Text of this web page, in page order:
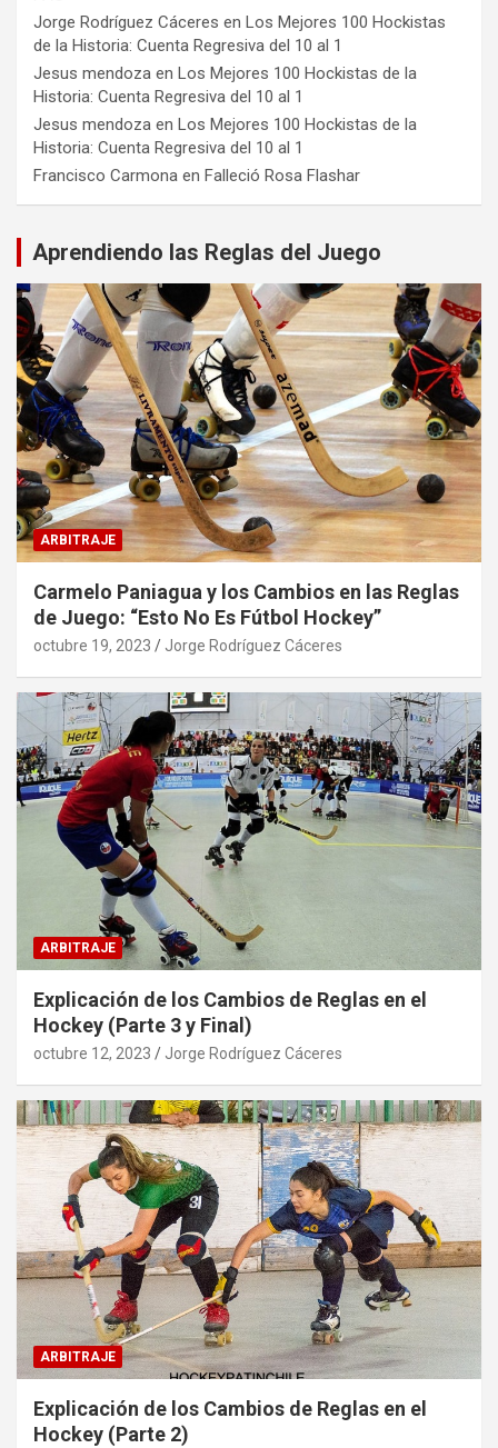
Jorge Rodríguez Cáceres en Los Mejores 100 Hockistas
de la Historia: Cuenta Regresiva del 10 al 1
Jesus mendoza en Los Mejores 100 Hockistas de la
Historia: Cuenta Regresiva del 10 al 1
Jesus mendoza en Los Mejores 100 Hockistas de la
Historia: Cuenta Regresiva del 10 al 1
Francisco Carmona en Falleció Rosa Flashar
Aprendiendo las Reglas del Juego
ARBITRAJE
Carmelo Paniagua y los Cambios en las Reglas
de Juego: “Esto No Es Fútbol Hockey”
octubre 19, 2023 Jorge Rodríguez Cáceres
ARBITRAJE
Explicación de los Cambios de Reglas en el
Hockey (Parte 3 y Final)
octubre 12, 2023 Jorge Rodríguez Cáceres
ARBITRAJE
Explicación de los Cambios de Reglas en el
Hockey (Parte 2)